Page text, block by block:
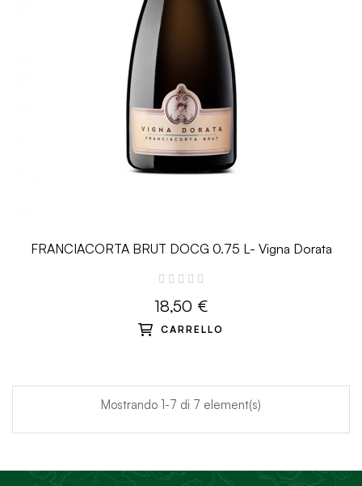
FRANCIACORTA BRUT DOCG 0.75 L- Vigna Dorata
18,50 €
CARRELLO
Mostrando 1-7 di 7 element(s)